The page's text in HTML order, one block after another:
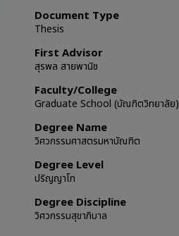
Document Type
Thesis
First Advisor
สุรพล สายพานิช
Faculty/College
Graduate School (บัณฑิตวิทยาลัย)
Degree Name
วิศวกรรมศาสตรมหาบัณฑิต
Degree Level
ปริญญาโท
Degree Discipline
วิศวกรรมสุขาภิบาล